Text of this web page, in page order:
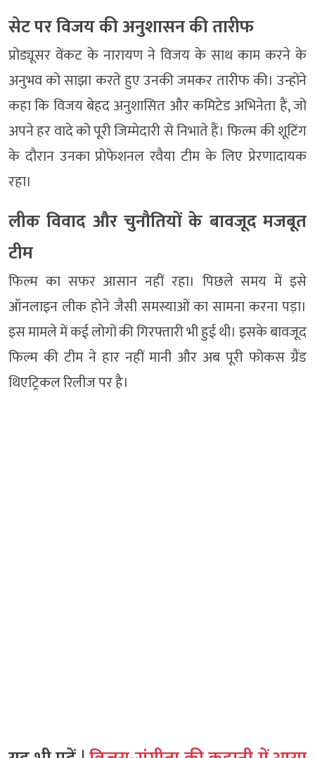
सेट पर विजय की अनुशासन की तारीफ
प्रोड्यूसर वेंकट के नारायण ने विजय के साथ काम करने के
अनुभव को साझा करते हुए उनकी जमकर तारीफ की। उन्होंने
कहा कि विजय बेहद अनुशासित और कमिटेड अभिनेता हैं, जो
अपने हर वादे को पूरी जिम्मेदारी से निभाते हैं। फिल्म की शूटिंग
के दौरान उनका प्रोफेशनल रवैया टीम के लिए प्रेरणादायक
रहा।
लीक विवाद और चुनौतियों के बावजूद मजबूत
टीम
फिल्म का सफर आसान नहीं रहा। पिछले समय में इसे
ऑनलाइन लीक होने जैसी समस्याओं का सामना करना पड़ा।
इस मामले में कई लोगों की गिरफ्तारी भी हुई थी। इसके बावजूद
फिल्म की टीम ने हार नहीं मानी और अब पूरी फोकस ग्रैंड
थिएट्रिकल रिलीज पर है।